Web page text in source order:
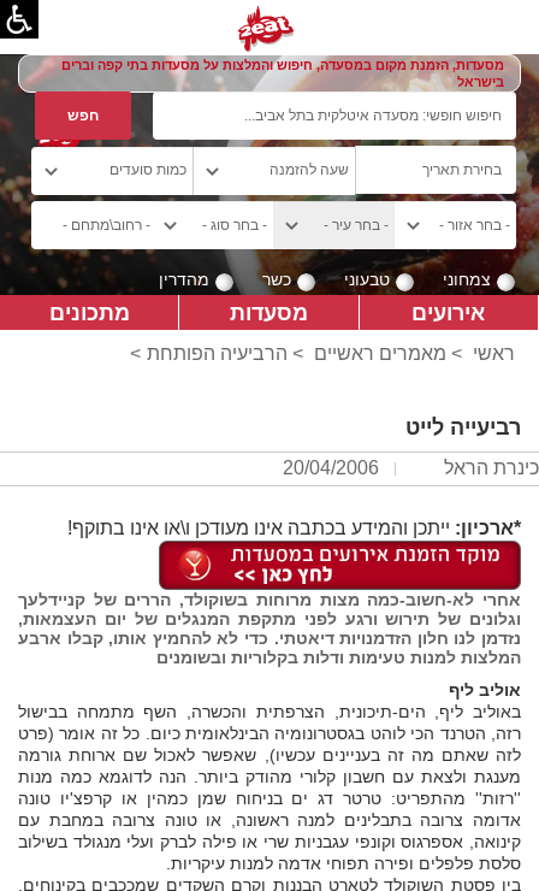
מסעדות, הזמנת מקום במסעדה, חיפוש והמלצות על מסעדות בתי קפה וברים
בישראל
צמחוני טבעוני כשר מהדרין
אירועים מסעדות מתכונים
ראשי > מאמרים ראשיים > הרביעיה הפותחת >
רביעייה לייט
כינרת הראל 20/04/2006
*ארכיון: ייתכן והמידע בכתבה אינו מעודכן ו\או אינו בתוקף!
אחרי לא-חשוב-כמה מצות מרוחות בשוקולד, הררים של קניידלעך
וגלונים של תירוש ורגע לפני מתקפת המנגלים של יום העצמאות,
נזדמן לנו חלון הזדמנויות דיאטתי. כדי לא להחמיץ אותו, קבלו ארבע
המלצות למנות טעימות ודלות בקלוריות ובשומנים
אוליב ליף
באוליב ליף, הים-תיכונית, הצרפתית והכשרה, השף מתמחה בבישול
רזה, הטרנד הכי לוהט בגסטרונומיה הבינלאומית כיום. כל זה אומר (פרט
לזה שאתם מה זה בעניינים עכשיו), שאפשר לאכול שם ארוחת גורמה
מענגת ולצאת עם חשבון קלורי מהודק ביותר. הנה לדוגמא כמה מנות
''רזות'' מהתפריט: טרטר דג ים בניחוח שמן כמהין או קרפצ'יו טונה
אדומה צרובה בתבלינים למנה ראשונה, או טונה צרובה במחבת עם
קינואה, אספרגוס וקונפי עגבניות שרי או פילה לברק ועלי מנגולד בשילוב
סלסת פלפלים ופירה תפוחי אדמה למנות עיקריות.
בין פסטת השוקולד לטארט הבננות וקרם השקדים שמככבים בקינוחים,